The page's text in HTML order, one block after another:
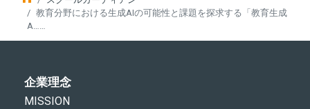
教育分野における生成AIの可能性と課題を探求する「教育生成
A……
企業理念
MISSION